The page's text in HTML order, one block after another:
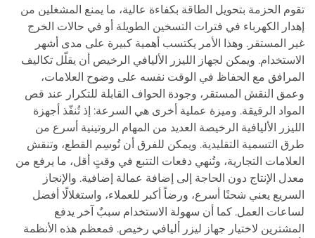
تقوم الحزمة بتحويل الطاقة بكفاءة عالية، ما يمنع المشغلين من
إهدار الكهرباء في فترات التسخين الطويلة أو في حالات الخرج
غير المستقر. وهذا الأمر يكتسب أهمية كبيرة على مدى أشهر
الاستخدام. ويمكن لجهاز الليزر الأليافي الرخيص أن يقلّل تكاليف
المرافق مع الحفاظ في الوقت نفسه على وضوح العلامات،
وعمق النقش المستقر، وجودة الحواف القابلة للتكرار عند قص
المواد الرقيقة. وميزة عملية أخرى هي السرعة: إذ تُنفّذ أجهزة
الليزر الأليافية الرخيصة العديد من المهام الروتينية أسرع من
طرق التسمية التقليدية. ويمكن للفرق أن تُوسِم القطع، وتنقش
العلامات التجارية، وتُنهي دفعات التتبع في وقتٍ أقل، ما يرفع من
معدل الإنتاج دون الحاجة إلى إضافة عمالة إضافية. والإنجاز
السريع يعني شحنًا أسرع، ورضاً أكبر للعملاء، واستغلالًا أفضل
لساعات العمل. كما أن سهولة الاستخدام سببٌ آخر يدفع
المشترين لاختيار جهاز ليزر أليافي رخيص. فمعظم هذه الأنظمة